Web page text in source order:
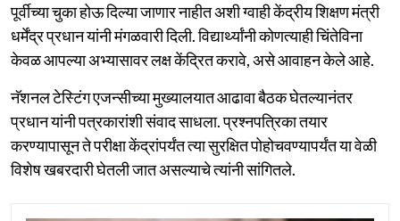
पूर्वीच्या चुका होऊ दिल्या जाणार नाहीत अशी ग्वाही केंद्रीय शिक्षण मंत्री
धर्मेंद्र प्रधान यांनी मंगळवारी दिली. विद्यार्थ्यांनी कोणत्याही चिंतेविना
केवळ आपल्या अभ्यासावर लक्ष केंद्रित करावे, असे आवाहन केले आहे.
नॅशनल टेस्टिंग एजन्सीच्या मुख्यालयात आढावा बैठक घेतल्यानंतर
प्रधान यांनी पत्रकारांशी संवाद साधला. प्रश्नपत्रिका तयार
करण्यापासून ते परीक्षा केंद्रांपर्यंत त्या सुरक्षित पोहोचवण्यापर्यंत या वेळी
विशेष खबरदारी घेतली जात असल्याचे त्यांनी सांगितले.